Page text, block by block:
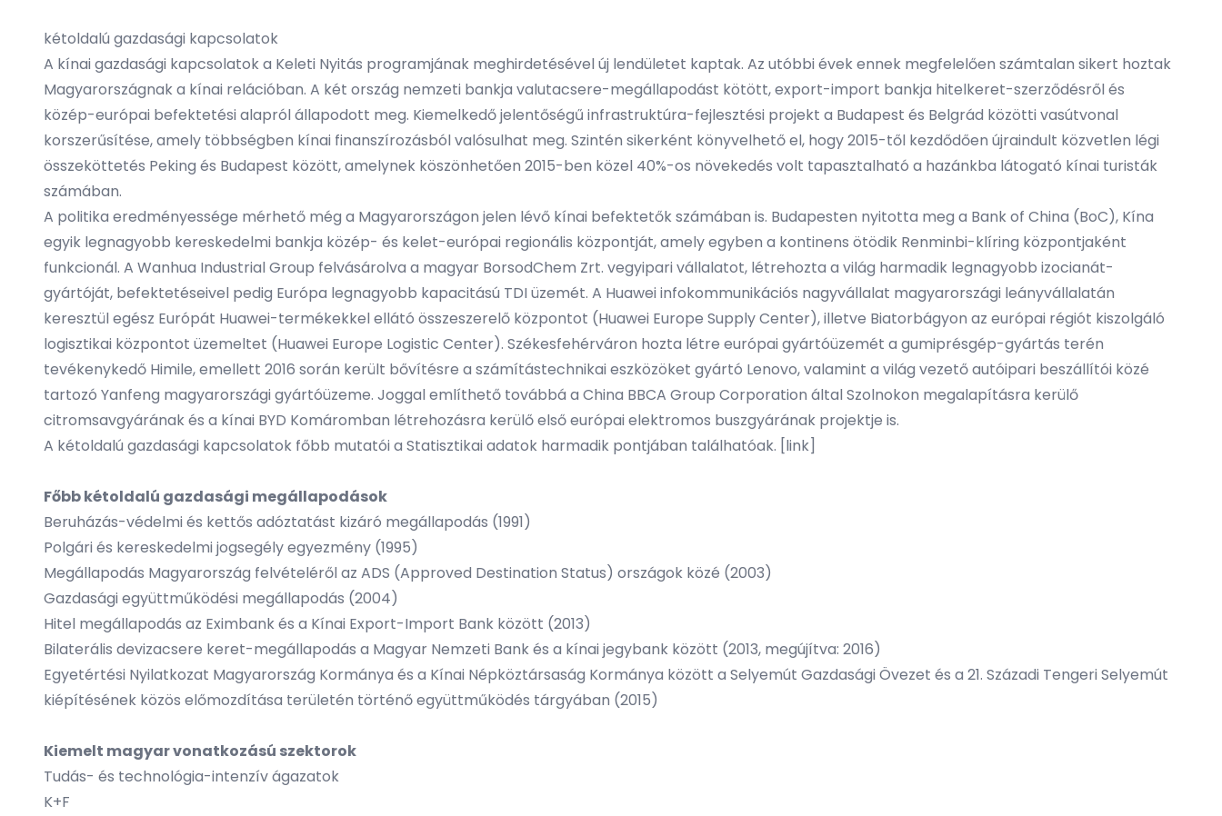
kétoldalú gazdasági kapcsolatok
A kínai gazdasági kapcsolatok a Keleti Nyitás programjának meghirdetésével új lendületet kaptak. Az utóbbi évek ennek megfelelően számtalan sikert hoztak
Magyarországnak a kínai relációban. A két ország nemzeti bankja valutacsere-megállapodást kötött, export-import bankja hitelkeret-szerződésről és
közép-európai befektetési alapról állapodott meg. Kiemelkedő jelentőségű infrastruktúra-fejlesztési projekt a Budapest és Belgrád közötti vasútvonal
korszerűsítése, amely többségben kínai finanszírozásból valósulhat meg. Szintén sikerként könyvelhető el, hogy 2015-től kezdődően újraindult közvetlen légi
összeköttetés Peking és Budapest között, amelynek köszönhetően 2015-ben közel 40%-os növekedés volt tapasztalható a hazánkba látogató kínai turisták
számában.
A politika eredményessége mérhető még a Magyarországon jelen lévő kínai befektetők számában is. Budapesten nyitotta meg a Bank of China (BoC), Kína
egyik legnagyobb kereskedelmi bankja közép- és kelet-európai regionális központját, amely egyben a kontinens ötödik Renminbi-klíring központjaként
funkcionál. A Wanhua Industrial Group felvásárolva a magyar BorsodChem Zrt. vegyipari vállalatot, létrehozta a világ harmadik legnagyobb izocianát-
gyártóját, befektetéseivel pedig Európa legnagyobb kapacitású TDI üzemét. A Huawei infokommunikációs nagyvállalat magyarországi leányvállalatán
keresztül egész Európát Huawei-termékekkel ellátó összeszerelő központot (Huawei Europe Supply Center), illetve Biatorbágyon az európai régiót kiszolgáló
logisztikai központot üzemeltet (Huawei Europe Logistic Center). Székesfehérváron hozta létre európai gyártóüzemét a gumiprésgép-gyártás terén
tevékenykedő Himile, emellett 2016 során került bővítésre a számítástechnikai eszközöket gyártó Lenovo, valamint a világ vezető autóipari beszállítói közé
tartozó Yanfeng magyarországi gyártóüzeme. Joggal említhető továbbá a China BBCA Group Corporation által Szolnokon megalapításra kerülő
citromsavgyárának és a kínai BYD Komáromban létrehozásra kerülő első európai elektromos buszgyárának projektje is.
A kétoldalú gazdasági kapcsolatok főbb mutatói a Statisztikai adatok harmadik pontjában találhatóak. [link]
Főbb kétoldalú gazdasági megállapodások
Beruházás-védelmi és kettős adóztatást kizáró megállapodás (1991)
Polgári és kereskedelmi jogsegély egyezmény (1995)
Megállapodás Magyarország felvételéről az ADS (Approved Destination Status) országok közé (2003)
Gazdasági együttműködési megállapodás (2004)
Hitel megállapodás az Eximbank és a Kínai Export-Import Bank között (2013)
Bilaterális devizacsere keret-megállapodás a Magyar Nemzeti Bank és a kínai jegybank között (2013, megújítva: 2016)
Egyetértési Nyilatkozat Magyarország Kormánya és a Kínai Népköztársaság Kormánya között a Selyemút Gazdasági Övezet és a 21. Századi Tengeri Selyemút
kiépítésének közös előmozdítása területén történő együttműködés tárgyában (2015)
Kiemelt magyar vonatkozású szektorok
Tudás- és technológia-intenzív ágazatok
K+F